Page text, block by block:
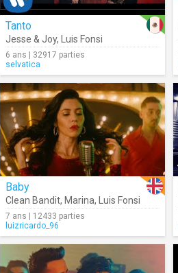
Tanto
Jesse & Joy, Luis Fonsi
6 ans | 32917 parties
selvatica
Baby
Clean Bandit, Marina, Luis Fonsi
7 ans | 12433 parties
luizricardo_96